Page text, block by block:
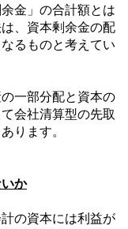
金」の合計額とは
、資本剰余金の配
るものと考えてい
一部分配と資本の
会社清算型の先取
ります。
か
の資本には利益が